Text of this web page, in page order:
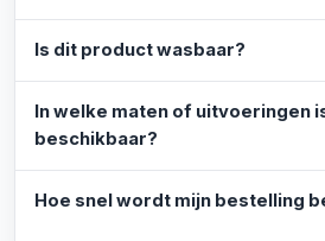
Is dit product wasbaar?
In welke maten of uitvoeringen
beschikbaar?
Hoe snel wordt mijn bestelling